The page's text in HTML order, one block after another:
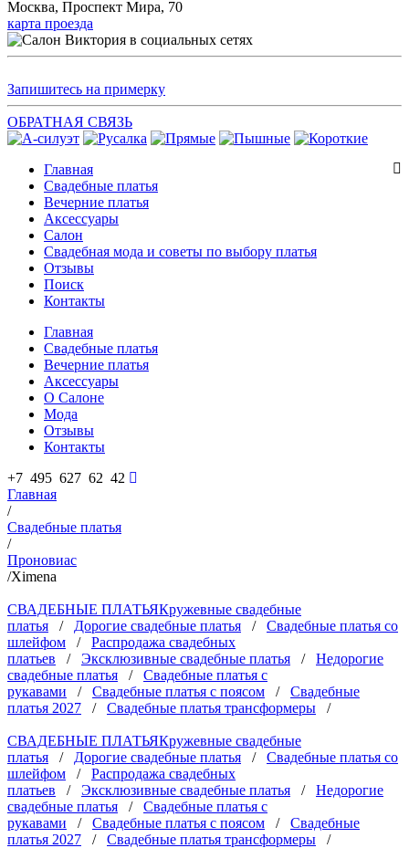
Москва, Проспект Мира, 70
карта проезда
Запишитесь на примерку
ОБРАТНАЯ СВЯЗЬ
Главная
Свадебные платья
Вечерние платья
Аксессуары
Салон
Свадебная мода и советы по выбору платья
Отзывы
Поиск
Контакты
Главная
Свадебные платья
Вечерние платья
Аксессуары
О Салоне
Мода
Отзывы
Контакты
+7 495 627 62 42
Главная
/
Свадебные платья
/
Проновиас
/Ximena
СВАДЕБНЫЕ ПЛАТЬЯКружевные свадебные
платья / Дорогие свадебные платья / Свадебные платья со
шлейфом / Распродажа свадебных
платьев / Эксклюзивные свадебные платья / Недорогие
свадебные платья / Свадебные платья с
рукавами / Свадебные платья с поясом / Свадебные
платья 2027 / Свадебные платья трансформеры /
СВАДЕБНЫЕ ПЛАТЬЯКружевные свадебные
платья / Дорогие свадебные платья / Свадебные платья со
шлейфом / Распродажа свадебных
платьев / Эксклюзивные свадебные платья / Недорогие
свадебные платья / Свадебные платья с
рукавами / Свадебные платья с поясом / Свадебные
платья 2027 / Свадебные платья трансформеры /